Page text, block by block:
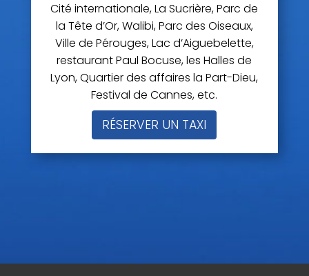
Cité internationale, La Sucrière, Parc de
la Tête d’Or, Walibi, Parc des Oiseaux,
Ville de Pérouges, Lac d’Aiguebelette,
restaurant Paul Bocuse, les Halles de
Lyon, Quartier des affaires la Part-Dieu,
Festival de Cannes, etc.
RÉSERVER UN TAXI